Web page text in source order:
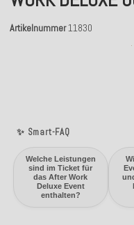
✨ Smart-FAQ
Welche Leistungen
sind im Ticket für
das After Work
Deluxe Event
enthalten?
Artikelnummer11830